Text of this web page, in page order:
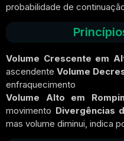
probabilidade de
Volume Crescente em
ascendente Volume
enfraquecimento
Volume Alto em
movimento Divergências
mas volume diminui, indica